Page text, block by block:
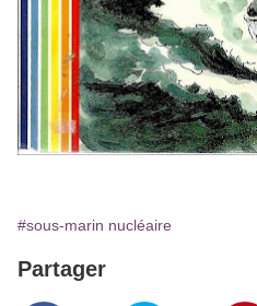
#sous-marin nucléaire
Partager